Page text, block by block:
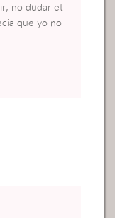
no dudar et
que yo no